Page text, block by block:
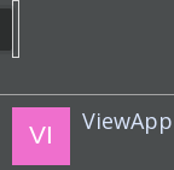
ViewApp